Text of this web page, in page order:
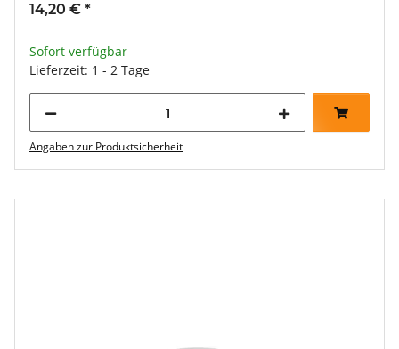
14,20 € *
Sofort verfügbar
Lieferzeit: 1 - 2 Tage
Angaben zur Produktsicherheit